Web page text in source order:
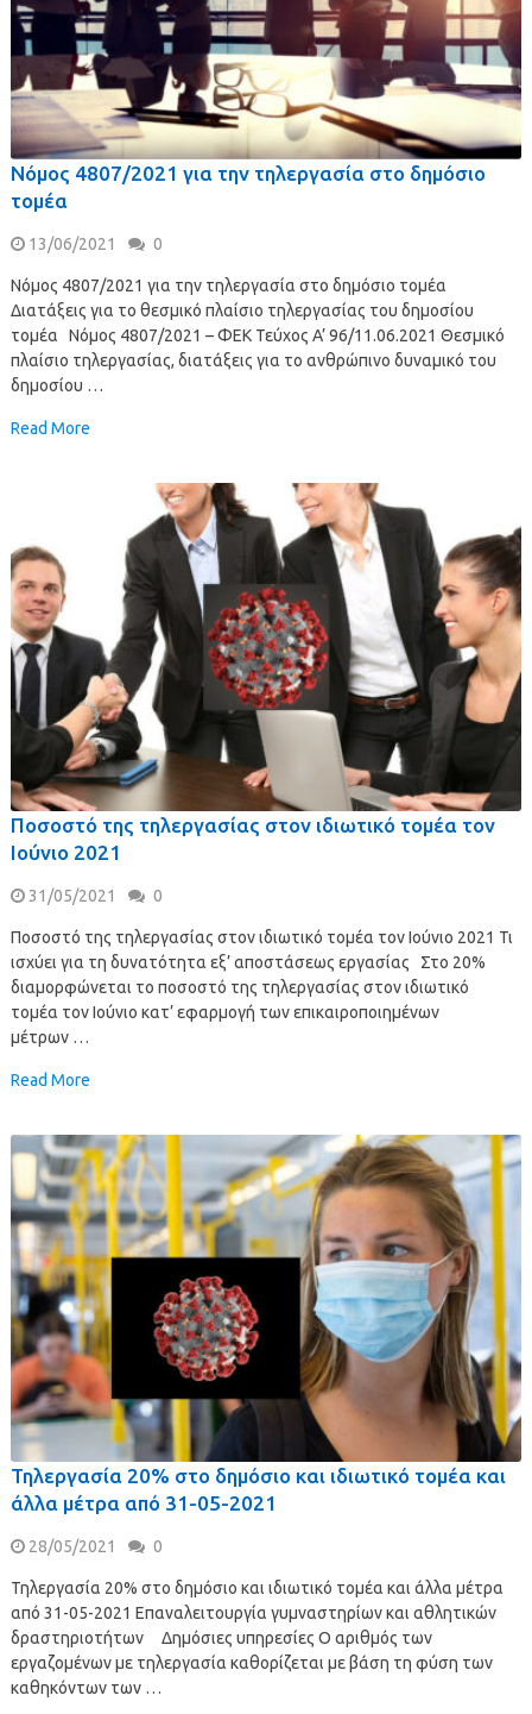
Νόμος 4807/2021 για την τηλεργασία στο δημόσιο
τομέα
13/06/2021 0
Νόμος 4807/2021 για την τηλεργασία στο δημόσιο τομέα
Διατάξεις για το θεσμικό πλαίσιο τηλεργασίας του δημοσίου
τομέα Νόμος 4807/2021 – ΦΕΚ Τεύχος A’ 96/11.06.2021 Θεσμικό
πλαίσιο τηλεργασίας, διατάξεις για το ανθρώπινο δυναμικό του
δημοσίου …
Read More
Ποσοστό της τηλεργασίας στον ιδιωτικό τομέα τον
Ιούνιο 2021
31/05/2021 0
Ποσοστό της τηλεργασίας στον ιδιωτικό τομέα τον Ιούνιο 2021 Τι
ισχύει για τη δυνατότητα εξ’ αποστάσεως εργασίας Στο 20%
διαμορφώνεται το ποσοστό της τηλεργασίας στον ιδιωτικό
τομέα τον Ιούνιο κατ’ εφαρμογή των επικαιροποιημένων
μέτρων …
Read More
Τηλεργασία 20% στο δημόσιο και ιδιωτικό τομέα και
άλλα μέτρα από 31-05-2021
28/05/2021 0
Τηλεργασία 20% στο δημόσιο και ιδιωτικό τομέα και άλλα μέτρα
από 31-05-2021 Επαναλειτουργία γυμναστηρίων και αθλητικών
δραστηριοτήτων Δημόσιες υπηρεσίες Ο αριθμός των
εργαζομένων με τηλεργασία καθορίζεται με βάση τη φύση των
καθηκόντων των …